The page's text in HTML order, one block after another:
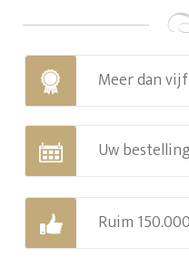
Meer dan
Uw
Ruim